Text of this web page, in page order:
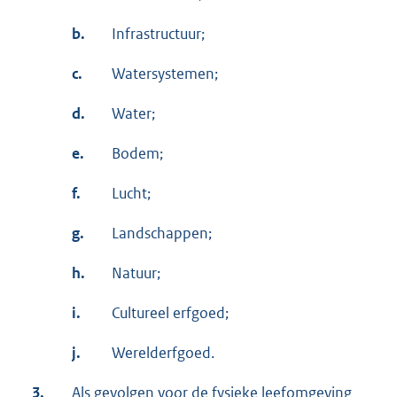
b. Infrastructuur;
c. Watersystemen;
d. Water;
e. Bodem;
f. Lucht;
g. Landschappen;
h. Natuur;
i. Cultureel erfgoed;
j. Werelderfgoed.
3. Als gevolgen voor de fysieke leefomgeving